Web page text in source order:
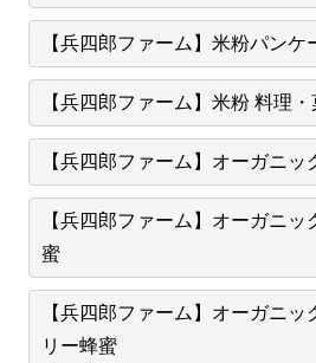
【兵四郎ファーム】米粉パンケ
【兵四郎ファーム】米粉 料理・
【兵四郎ファーム】オーガニ
【兵四郎ファーム】オーガニ
蜜
【兵四郎ファーム】オーガニ
リー蜂蜜